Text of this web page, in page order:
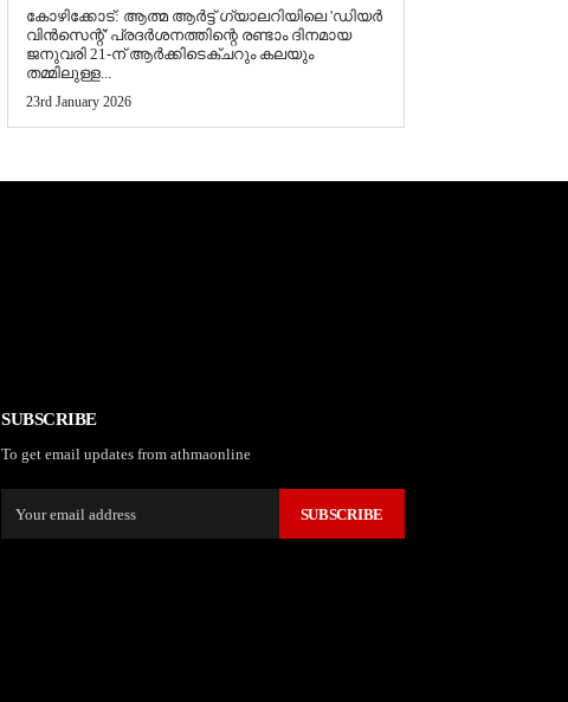
​കോഴിക്കോട്: ആത്മ ആർട്ട് ഗ്യാലറിയിലെ 'ഡിയർ
വിൻസെന്റ്' പ്രദർശനത്തിന്റെ രണ്ടാം ദിനമായ
ജനുവരി 21-ന് ആർക്കിടെക്ചറും കലയും
തമ്മിലുള്ള...
23rd January 2026
SUBSCRIBE
To get email updates from athmaonline
SUBSCRIBE